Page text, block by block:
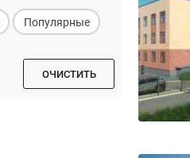
Популярные
ОЧИСТИТЬ